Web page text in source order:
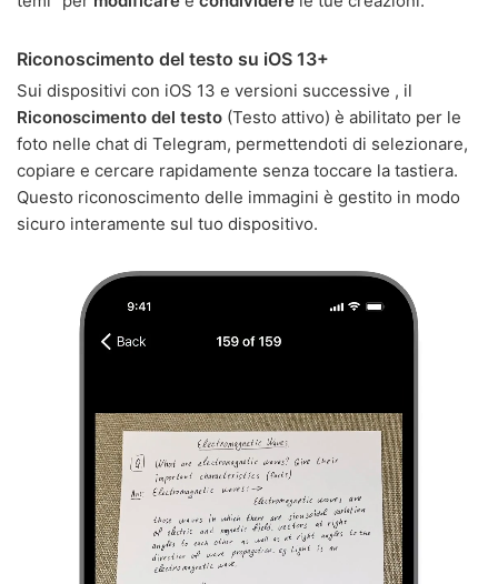
Riconoscimento del testo su iOS 13+
Sui dispositivi con iOS 13 e versioni successive , il
Riconoscimento del testo (Testo attivo) è abilitato per le
foto nelle chat di Telegram, permettendoti di selezionare,
copiare e cercare rapidamente senza toccare la tastiera.
Questo riconoscimento delle immagini è gestito in modo
sicuro interamente sul tuo dispositivo.